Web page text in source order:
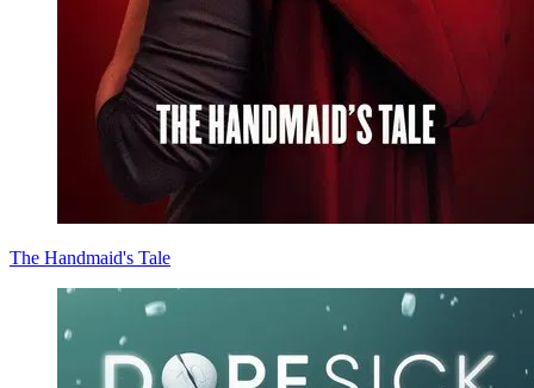
The Handmaid's Tale